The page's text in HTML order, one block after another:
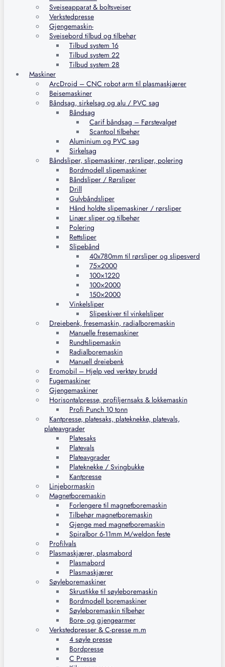
Sveiseapparat & boltsveiser
Verkstedpresse
Gjengemaskin-
Sveisebord tilbud og tilbehør
Tilbud system 16
Tilbud system 22
Tilbud system 28
Maskiner
ArcDroid – CNC robot arm til plasmaskjærer
Beisemaskiner
Båndsag, sirkelsag og alu / PVC sag
Båndsag
Carif båndsag – Førstevalget
Scantool tilbehør
Aluminium og PVC sag
Sirkelsag
Båndsliper, slipemaskiner, rørsliper, polering
Bordmodell slipemaskiner
Båndsliper / Rørsliper
Drill
Gulvbåndsliper
Hånd holdte slipemaskiner / rørsliper
Linær sliper og tilbehør
Polering
Rettsliper
Slipebånd
40x780mm til rørsliper og slipesverd
75×2000
100×1220
100×2000
150×2000
Vinkelsliper
Slipeskiver til vinkelsliper
Dreiebenk, fresemaskin, radialboremaskin
Manuelle fresemaskiner
Rundtslipemaskin
Radialboremaskin
Manuell dreiebenk
Eromobil – Hjelp ved verktøy brudd
Fugemaskiner
Gjengemaskiner
Horisontalpresse, profiljernsaks & lokkemaskin
Profi Punch 10 tonn
Kantpresse, platesaks, plateknekke, platevals,
plateavgrader
Platesaks
Platevals
Plateavgrader
Plateknekke / Svingbukke
Kantpresse
Linjebormaskin
Magnetboremaskin
Forlengere til magnetboremaskin
Tilbehør magnetboremaskin
Gjenge med magnetboremaskin
Spiralbor 6-11mm M/weldon feste
Profilvals
Plasmaskjærer, plasmabord
Plasmabord
Plasmaskjærer
Søyleboremaskiner
Skrustikke til søyleboremaskin
Bordmodell boremaskiner
Søyleboremaskin tilbehør
Bore- og gjengearmer
Verkstedpresser & C-presse m.m
4 søyle presse
Bordpresse
C Presse